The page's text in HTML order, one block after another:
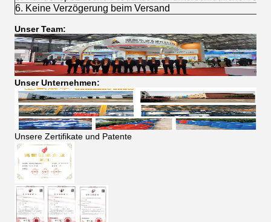
6. Keine Verzögerung beim Versand
Unser Team:
Unser Unternehmen:
Unsere Zertifikate und Patente